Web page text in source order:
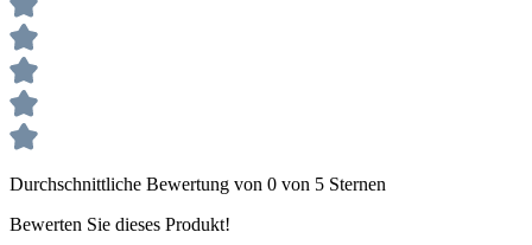
Durchschnittliche Bewertung von 0 von 5 Sternen
Bewerten Sie dieses Produkt!